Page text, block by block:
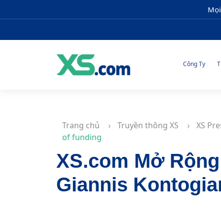
Công Ty
Trang chủ Truyền thông XS
XS
of funding
XS.com Mở
Giannis